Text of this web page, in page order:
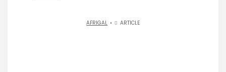
AFRIGAL ARTICLE